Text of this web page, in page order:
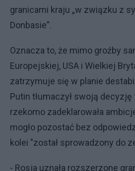
granicami kraju „w związku z
Donbasie”.
Oznacza to, że mimo groźby
Europejskiej, USA i Wielkiej
zatrzymuje się w planie
Putin tłumaczył swoją decyzję
rzekomo zadeklarowała
mogło pozostać bez
kolei "został sprowadzony do
- Rosja uznała rozszerzone